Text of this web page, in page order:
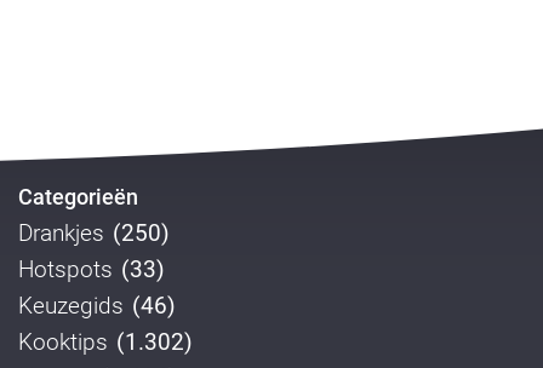
Categorieën
Drankjes (250)
Hotspots (33)
Keuzegids (46)
Kooktips (1.302)